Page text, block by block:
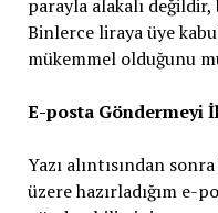
parayla alakalı
Binlerce liraya üye
mükemmel olduğunu
E-posta Göndermeyi
Yazı alıntısından
üzere hazırladığım e-